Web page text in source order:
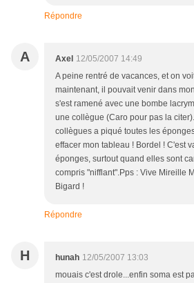
Répondre
A Axel 12/05/2007 14:49
A peine rentré de vacances, et on
maintenant, il pouvait venir dans
s'est ramené avec une bombe
une collègue (Caro pour pas la
collègues a piqué toutes les
effacer mon tableau ! Bordel ! C'est
éponges, surtout quand elles sont
compris "nifflant".Pps : Vive Mireille
Bigard !
Répondre
H hunah 12/05/2007 13:03
mouais c'est drole...enfin soma est